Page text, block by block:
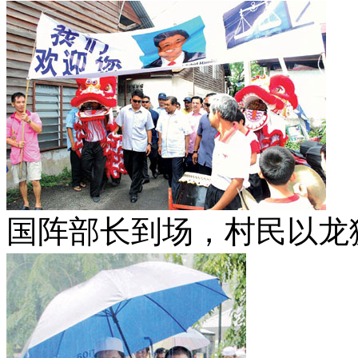
国阵部长到场，村民以